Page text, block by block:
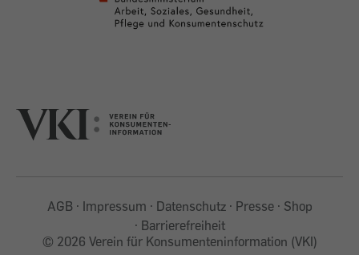
AGB Impressum Datenschutz Presse
Shop
Barrierefreiheit
© 2026 Verein für Konsumenteninformation (VKI)